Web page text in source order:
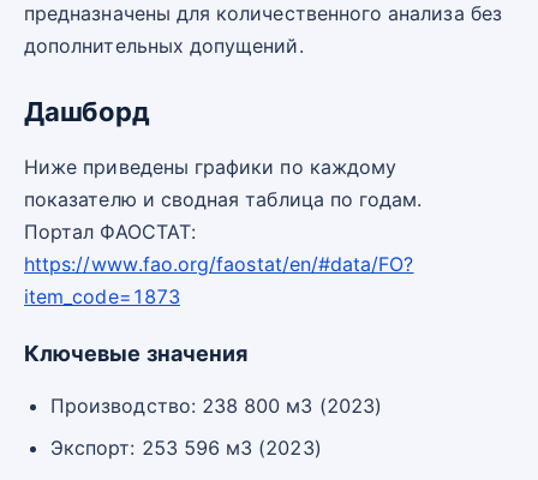
предназначены для количественного анализа без
дополнительных допущений.
Дашборд
Ниже приведены графики по каждому
показателю и сводная таблица по годам.
Портал ФАОСТАТ:
https://www.fao.org/faostat/en/#data/FO?
item_code=1873
Ключевые значения
Производство: 238 800 м3 (2023)
Экспорт: 253 596 м3 (2023)